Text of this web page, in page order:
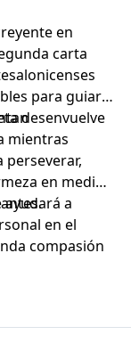
en
carta
para guiar a
desenvuelve
mientras
perseverar,
en medio
ayudará a
en el
compasión